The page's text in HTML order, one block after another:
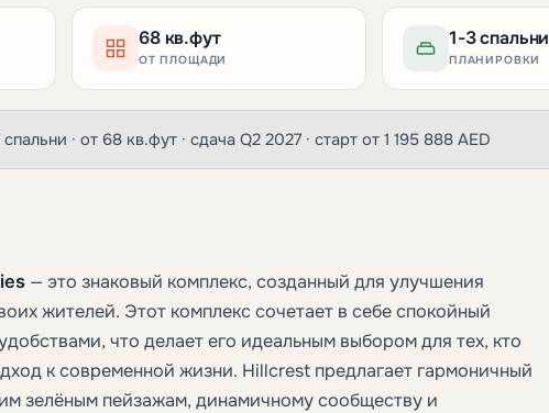
68 кв.фут
ОТ ПЛОЩАДИ
1-3 спальни
ПЛАНИРОВКИ
спальни · от 68 кв.фут · сдача Q2 2027 · старт от 1 195 888 AED
— это знаковый комплекс, созданный для улучшения
жителей. Этот комплекс сочетает в себе спокойный
что делает его идеальным выбором для тех, кто
к современной жизни. Hillcrest предлагает гармоничный
зелёным пейзажам, динамичному сообществу и